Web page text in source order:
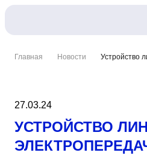
Главная Новости Устройство
УСТРОЙСТВО
27.03.24